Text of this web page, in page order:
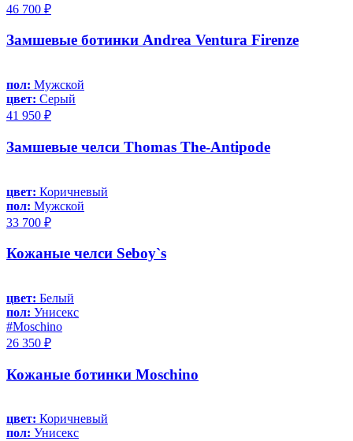
46 700 ₽
Замшевые ботинки Andrea Ventura Firenze
пол: Мужской
цвет: Серый
41 950 ₽
Замшевые челси Thomas The-Antipode
цвет: Коричневый
пол: Мужской
33 700 ₽
Кожаные челси Seboy`s
цвет: Белый
пол: Унисекс
#Moschino
26 350 ₽
Кожаные ботинки Moschino
цвет: Коричневый
пол: Унисекс